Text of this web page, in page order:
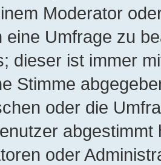
Moderator
eine Umfrage zu
dieser ist immer
Stimme
oder die
oder